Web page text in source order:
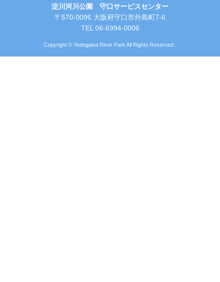
淀川河川公園 守口サービスセンター
〒570-0096 大阪府守口市外島町7-6
TEL 06-6994-0006
Copyright © Yodogawa River Park All Rights Reserved..